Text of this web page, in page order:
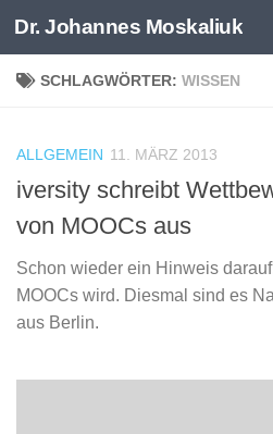
Zum Inhalt springen
Dr. Johannes Moskaliuk
SCHLAGWÖRTER: WISSEN
ALLGEMEIN 11. MÄRZ 2013
iversity schreibt
von MOOCs aus
Schon wieder ein Hinweis
MOOCs wird. Diesmal sind es
aus Berlin.